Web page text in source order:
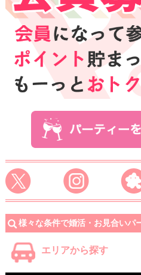
様々な条件で婚活・お見合いパ
エリアから探す